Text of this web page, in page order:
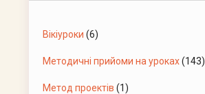
Вікіуроки (6)
Методичні прийоми на уроках (143)
Метод проектів (1)